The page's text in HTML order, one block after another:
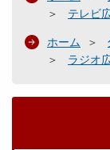
テレビ
ホーム
ラジオ